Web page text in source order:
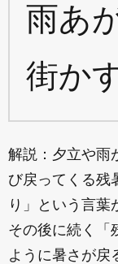
雨あ
街か
解説：夕立や雨
び戻ってくる残
り」という言葉
その後に続く「
ように暑さが戻